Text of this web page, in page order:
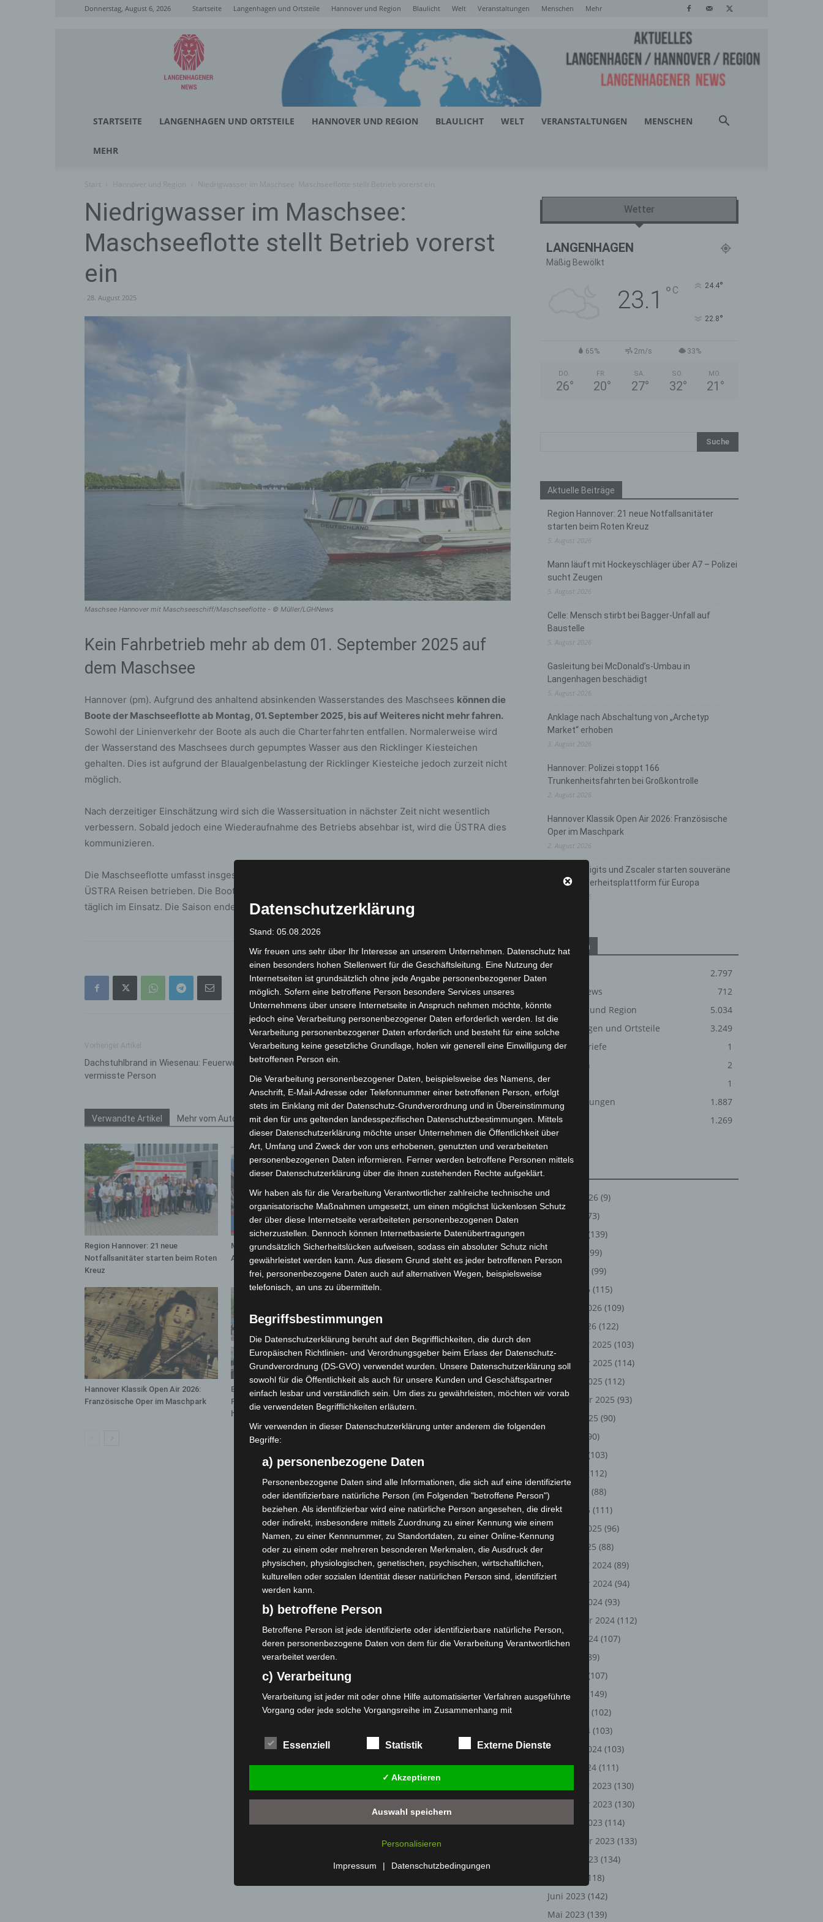
Donnerstag, August 6, 2026 Startseite Langenhagen und Ortsteile Hannover und Region Blaulicht Welt Veranstaltungen Menschen Mehr
Langenhagener
News
STARTSEITE LANGENHAGEN UND ORTSTEILE HANNOVER UND REGION BLAULICHT WELT VERANSTALTUNGEN MENSCHEN
MEHR
Niedrigwasser im Maschsee:
Maschseeflotte stellt Betrieb vorerst
ein
28. August 2025
Maschsee Hannover mit Maschseeschiff/Maschseeflotte - © Müller/LGHNews
Kein Fahrbetrieb mehr ab dem 01. September 2025 auf
dem Maschsee
Hannover (pm). Aufgrund des anhaltend absinkenden Wasserstandes des Maschsees können die
Boote der Maschseeflotte ab Montag, 01. September 2025, bis auf Weiteres nicht mehr fahren.
Sowohl der Linienverkehr der Boote als auch die Charterfahrten entfallen. Normalerweise wird
der Wasserstand des Maschsees durch gepumptes Wasser aus den Ricklinger Kiesteichen
gehalten. Dies ist aufgrund der Blaualgenbelastung der Ricklinger Kiesteiche jedoch zurzeit nicht
möglich.
Nach derzeitiger Einschätzung wird sich die Wassersituation in nächster Zeit nicht wesentlich
verbessern. Sobald jedoch eine Wiederaufnahme des Betriebs absehbar ist, wird die ÜSTRA dies
kommunizieren.
Die Maschseeflotte umfasst insgesamt vier Schiffe und wird vom ÜSTRA Tochterunternehmen
ÜSTRA Reisen betrieben. Die Boote waren in diesem Jahr seit Karfreitag, 18. April 2025, bisher
täglich im Einsatz. Die Saison endet offiziell am 31. Oktober 2025.
Dachstuhlbrand in Wiesenau: Feuerwehr rettet
vermisste Person
Nächster Artikel
Hannover Airport startet mit neuen Zielen in den
Winterflugplan
Verwandte Artikel Mehr vom Autor
Region Hannover: 21 neue
Notfallsanitäter starten beim Roten
Kreuz
Mann läuft mit Hockeyschläger über
A7 – Polizei sucht Zeugen
Hannover: Polizei stoppt 166
Trunkenheitsfahrten bei
Großkontrolle
Hannover Klassik Open Air 2026:
Französische Oper im Maschpark
Blaulichtmeile Langenhagen 2026:
Polizei, Feuerwehr und Rettung
hautnah erleben
Hannover: Polizei setzt Gaming-
Koffer für Prävention ein
Wetter
LANGENHAGEN
Mäßig Bewölkt
23.1 ° C 24.4°
22.8°
65% 2m/s 33%
DO.
26°
FR.
20°
SA.
27°
SO.
32°
MO.
21 °
Aktuelle Beiträge
Region Hannover: 21 neue Notfallsanitäter
starten beim Roten Kreuz
5. August 2026
Mann läuft mit Hockeyschläger über A7 – Polizei
sucht Zeugen
5. August 2026
Celle: Mensch stirbt bei Bagger-Unfall auf
Baustelle
5. August 2026
Gasleitung bei McDonald’s-Umbau in
Langenhagen beschädigt
5. August 2026
Anklage nach Abschaltung von „Archetyp
Market“ erhoben
3. August 2026
Hannover: Polizei stoppt 166
Trunkenheitsfahrten bei Großkontrolle
2. August 2026
Hannover Klassik Open Air 2026: Französische
Oper im Maschpark
2. August 2026
Schwarz Digits und Zscaler starten souveräne
Cloud-Sicherheitsplattform für Europa
Kategorien
2.797
Corona-News
712
Hannover und Region
5.034
Langenhagen und Ortsteile
3.249
Leserbriefe
1
Menschen
2
Über uns
1
Veranstaltungen
1.887
Welt
1.269
August 2026 (9)
(73)
(139)
(99)
(99)
März 2026 (115)
Februar 2026 (109)
Januar 2026 (122)
Dezember 2025 (103)
November 2025 (114)
Oktober 2025 (112)
September 2025 (93)
August 2025 (90)
(90)
(103)
(112)
April 2025
(88)
März 2025 (111)
Februar 2025 (96)
Januar 2025 (88)
Dezember 2024 (89)
November 2024 (94)
Oktober 2024 (93)
September 2024 (112)
August 2024 (107)
(89)
(107)
Mai 2024
(149)
(102)
März 2024 (103)
Februar 2024 (103)
Januar 2024 (111)
Dezember 2023 (130)
November 2023 (130)
Oktober 2023 (114)
September 2023 (133)
August 2023 (134)
(118)
Juni 2023 (142)
Mai 2023 (139)
Datenschutzerklärung
Stand: 05.08.2026
Wir freuen uns sehr über Ihr Interesse an unserem Unternehmen. Datenschutz hat
einen besonders hohen Stellenwert für die Geschäftsleitung. Eine Nutzung der
Internetseiten ist grundsätzlich ohne jede Angabe personenbezogener Daten
möglich. Sofern eine betroffene Person besondere Services unseres
Unternehmens über unsere Internetseite in Anspruch nehmen möchte, könnte
jedoch eine Verarbeitung personenbezogener Daten erforderlich werden. Ist die
Verarbeitung personenbezogener Daten erforderlich und besteht für eine solche
Verarbeitung keine gesetzliche Grundlage, holen wir generell eine Einwilligung der
betroffenen Person ein.
Die Verarbeitung personenbezogener Daten, beispielsweise des Namens, der
Anschrift, E-Mail-Adresse oder Telefonnummer einer betroffenen Person, erfolgt
stets im Einklang mit der Datenschutz-Grundverordnung und in Übereinstimmung
mit den für uns geltenden landesspezifischen Datenschutzbestimmungen. Mittels
dieser Datenschutzerklärung möchte unser Unternehmen die Öffentlichkeit über
Art, Umfang und Zweck der von uns erhobenen, genutzten und verarbeiteten
personenbezogenen Daten informieren. Ferner werden betroffene Personen mittels
dieser Datenschutzerklärung über die ihnen zustehenden Rechte aufgeklärt.
Wir haben als für die Verarbeitung Verantwortlicher zahlreiche technische und
organisatorische Maßnahmen umgesetzt, um einen möglichst lückenlosen Schutz
der über diese Internetseite verarbeiteten personenbezogenen Daten
sicherzustellen. Dennoch können Internetbasierte Datenübertragungen
grundsätzlich Sicherheitslücken aufweisen, sodass ein absoluter Schutz nicht
gewährleistet werden kann. Aus diesem Grund steht es jeder betroffenen Person
frei, personenbezogene Daten auch auf alternativen Wegen, beispielsweise
telefonisch, an uns zu übermitteln.
Begriffsbestimmungen
Die Datenschutzerklärung beruht auf den Begrifflichkeiten, die durch den
Europäischen Richtlinien- und Verordnungsgeber beim Erlass der Datenschutz-
Grundverordnung (DS-GVO) verwendet wurden. Unsere Datenschutzerklärung soll
sowohl für die Öffentlichkeit als auch für unsere Kunden und Geschäftspartner
einfach lesbar und verständlich sein. Um dies zu gewährleisten, möchten wir vorab
die verwendeten Begrifflichkeiten erläutern.
Wir verwenden in dieser Datenschutzerklärung unter anderem die folgenden
Begriffe:
a) personenbezogene Daten
Personenbezogene Daten sind alle Informationen, die sich auf eine identifizierte
oder identifizierbare natürliche Person (im Folgenden "betroffene Person")
beziehen. Als identifizierbar wird eine natürliche Person angesehen, die direkt
oder indirekt, insbesondere mittels Zuordnung zu einer Kennung wie einem
Namen, zu einer Kennnummer, zu Standortdaten, zu einer Online-Kennung
oder zu einem oder mehreren besonderen Merkmalen, die Ausdruck der
physischen, physiologischen, genetischen, psychischen, wirtschaftlichen,
kulturellen oder sozialen Identität dieser natürlichen Person sind, identifiziert
werden kann.
b) betroffene Person
Betroffene Person ist jede identifizierte oder identifizierbare natürliche Person,
deren personenbezogene Daten von dem für die Verarbeitung Verantwortlichen
verarbeitet werden.
c) Verarbeitung
Verarbeitung ist jeder mit oder ohne Hilfe automatisierter Verfahren ausgeführte
Vorgang oder jede solche Vorgangsreihe im Zusammenhang mit
das Ordnen, die Speicherung, die Anpassung oder Veränderung, das Auslesen,
das Abfragen, die Verwendung, die Offenlegung durch Übermittlung, Verbreitung
oder eine andere Form der Bereitstellung, den Abgleich oder die Verknüpfung,
die Einschränkung, das Löschen oder die Vernichtung.
d) Einschränkung der Verarbeitung
Einschränkung der Verarbeitung ist die Markierung gespeicherter
Profiling ist jede Art der automatisierten Verarbeitung personenbezogener
Daten, die darin besteht, dass diese personenbezogenen Daten verwendet
werden, um bestimmte persönliche Aspekte, die sich auf eine natürliche Person
Essenziell Statistik Externe Dienste
✓ Akzeptieren
Auswahl speichern
Personalisieren
Impressum | Datenschutzbedingungen